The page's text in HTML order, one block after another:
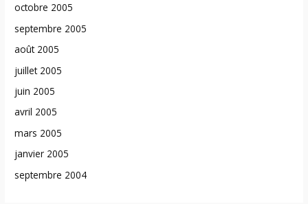
octobre 2005
septembre 2005
août 2005
juillet 2005
juin 2005
avril 2005
mars 2005
janvier 2005
septembre 2004